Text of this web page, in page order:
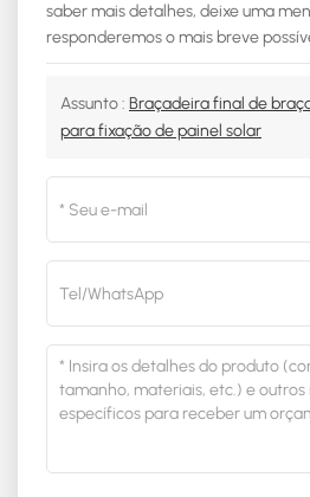
saber mais detalhes, deixe uma
responderemos o mais breve
Assunto : Braçadeira final de
para fixação de painel solar